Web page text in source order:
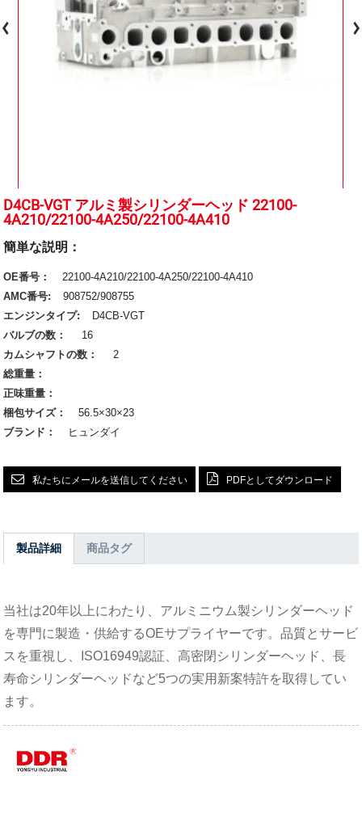
D4CB-VGT アルミ製シリンダーヘッド 22100-
4A210/22100-4A250/22100-4A410
簡単な説明：
OE番号：
22100-4A210/22100-4A250/22100-4A410
AMC番号:
908752/908755
エンジンタイプ:
D4CB-VGT
バルブの数：
16
カムシャフトの数：
2
総重量：
正味重量：
梱包サイズ：
56.5×30×23
ブランド：
ヒュンダイ
私たちにメールを送信してください PDFとしてダウンロード
製品詳細 商品タグ
当社は20年以上にわたり、アルミニウム製シリンダーヘッド
を専門に製造・供給するOEサプライヤーです。品質とサービ
スを重視し、ISO16949認証、高密閉シリンダーヘッド、長
寿命シリンダーヘッドなど5つの実用新案特許を取得してい
ます。